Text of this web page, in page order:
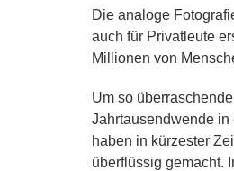
Die analoge
auch für Privatleute
Millionen von
Um so
Jahrtausendwende
haben in kürzester
überflüssig gemacht.